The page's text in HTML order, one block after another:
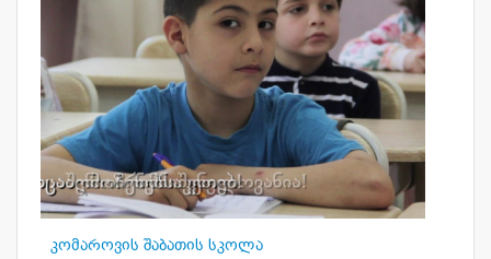
კომაროვის შაბათის სკოლა